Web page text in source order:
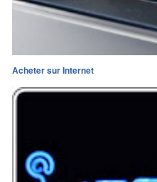
Acheter sur Internet